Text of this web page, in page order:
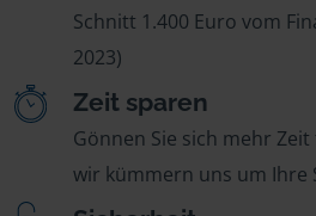
Schnitt 1.400 Euro vom
2023)
Zeit sparen
Gönnen Sie sich mehr
wir kümmern uns um Ihre